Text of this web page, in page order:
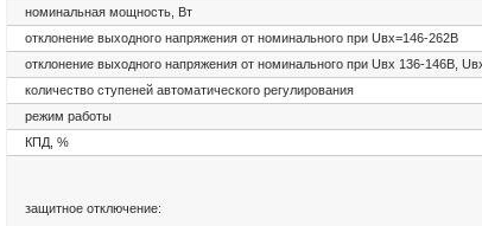
номинальная мощность, Вт
отклонение выходного напряжения от номинального при Uвх=146-262В
отклонение выходного напряжения от номинального при Uвх 136-146В,
количество ступеней автоматического регулирования
режим работы
КПД, %
защитное отключение: